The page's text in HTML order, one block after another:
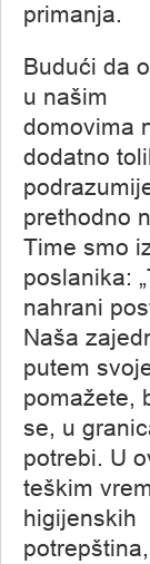
primanja.
Budući da
u našim
domovima
dodatno
prethodno
Time smo
poslanika:
nahrani
Naša
putem
pomažete,
se, u
potrebi. U
teškim
higijenskih